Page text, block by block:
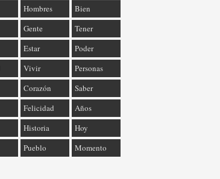
Hombres
Bien
Gente
Tener
Estar
Poder
Vivir
Personas
Corazón
Saber
Felicidad
Años
Historia
Hoy
Pueblo Momento